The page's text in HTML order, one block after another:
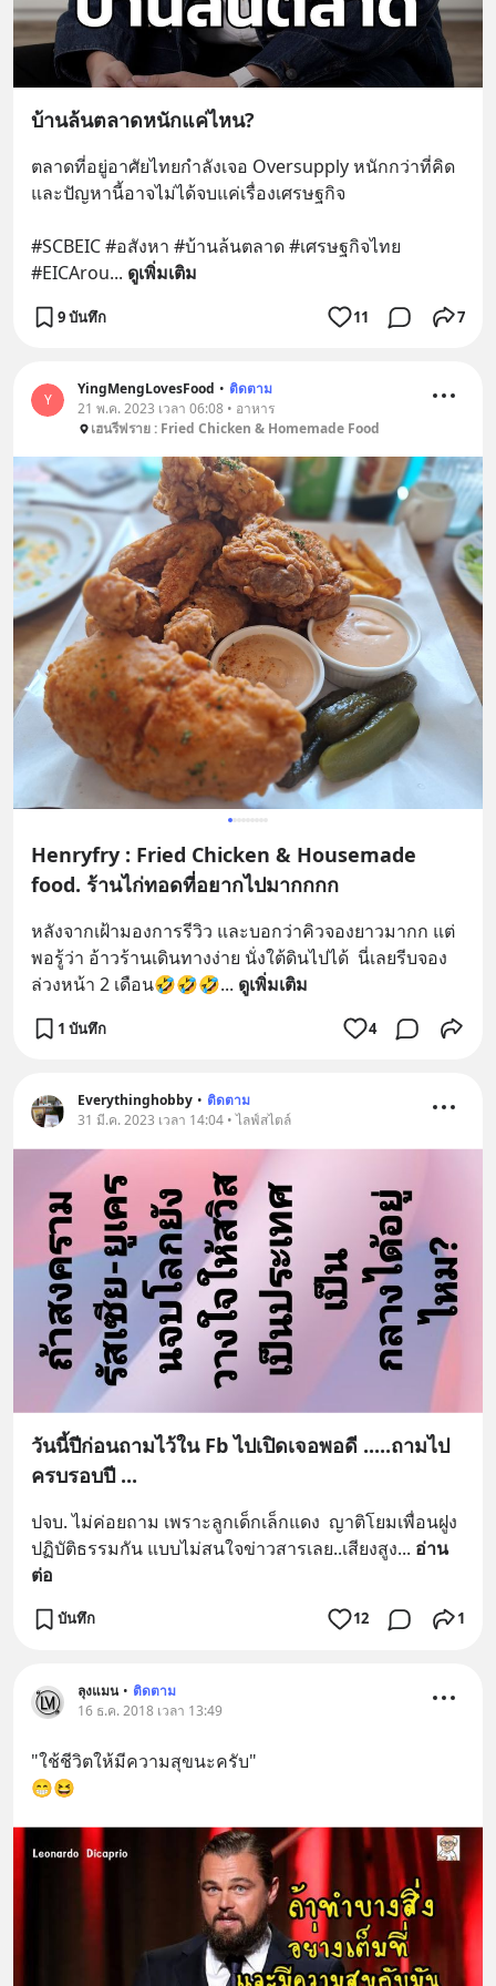
บ้านล้นตลาดหนักแค่ไหน?
ตลาดที่อยู่อาศัยไทยกำลังเจอ Oversupply หนักกว่าที่คิด
และปัญหานี้อาจไม่ได้จบแค่เรื่องเศรษฐกิจ
#SCBEIC #อสังหา #บ้านล้นตลาด #เศรษฐกิจไทย
#EICArou... ดูเพิ่มเติม
9 บันทึก 11 7
Y
YingMengLovesFood • ติดตาม
21 พ.ค. 2023 เวลา 06:08 • อาหาร
เฮนรีฟราย : Fried Chicken & Homemade Food
Henryfry : Fried Chicken & Housemade
food. ร้านไก่ทอดที่อยากไปมากกกก
หลังจากเฝ้ามองการรีวิว และบอกว่าคิวจองยาวมากก แต่
พอรู้ว่า อ้าวร้านเดินทางง่าย นั่งใต้ดินไปได้  นี่เลยรีบจอง
ล่วงหน้า 2 เดือน🤣🤣🤣... ดูเพิ่มเติม
1 บันทึก 4
Everythinghobby • ติดตาม
31 มี.ค. 2023 เวลา 14:04 • ไลฟ์สไตล์
วันนี้ปีก่อนถามไว้ใน Fb ไปเปิดเจอพอดี .....ถามไป
ครบรอบปี ...
ปจบ. ไม่ค่อยถาม เพราะลูกเด็กเล็กแดง  ญาติโยมเพื่อนฝูง
ปฏิบัติธรรมกัน แบบไม่สนใจข่าวสารเลย..เสียงสูง... อ่าน
ต่อ
บันทึก 12 1
ลุงแมน • ติดตาม
16 ธ.ค. 2018 เวลา 13:49
"ใช้ชีวิตให้มีความสุขนะครับ"
😁😆